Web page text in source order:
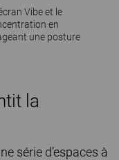
Vibeet le
en
une posture
la
série d’espaces à